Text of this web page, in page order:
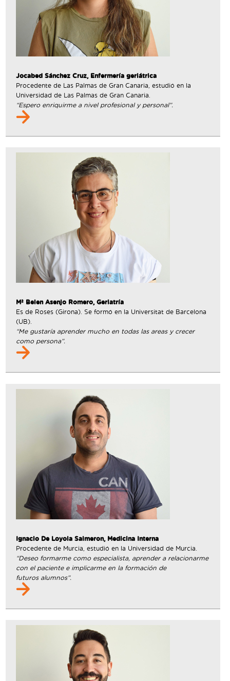
Jocabed Sánchez Cruz, Enfermería geriátrica
Procedente de Las Palmas de Gran Canaria, estudió en la
Universidad de Las Palmas de Gran Canaria.
“Espero enriquirme a nivel profesional y personal”.
Mª Belen Asenjo Romero, Geriatría
Es de Roses (Girona). Se formó en la Universitat de Barcelona
(UB).
“Me gustaría aprender mucho en todas las areas y crecer
como persona”.
Ignacio De Loyola Salmeron, Medicina Interna
Procedente de Murcia, estudió en la Universidad de Murcia.
“Deseo formarme como especialista, aprender a relacionarme
con el paciente e implicarme en la formación de
futuros alumnos”.